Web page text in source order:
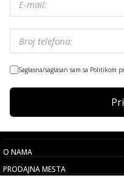
Saglasna/saglasan sam sa Politikom
O NAMA
PRODAJNA MESTA